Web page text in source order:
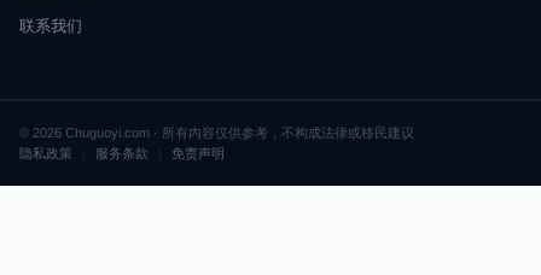
联系我们
© 2026 Chuguoyi.com · 所有内容仅供参考，不构成法律或移民建议
隐私政策
服务条款 免责声明